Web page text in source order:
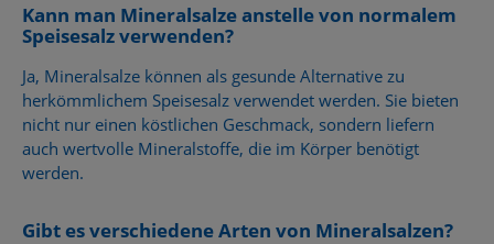
Kann man Mineralsalze anstelle von normalem
Speisesalz verwenden?
Ja, Mineralsalze können als gesunde Alternative zu
herkömmlichem Speisesalz verwendet werden. Sie bieten
nicht nur einen köstlichen Geschmack, sondern liefern
auch wertvolle Mineralstoffe, die im Körper benötigt
werden.
Gibt es verschiedene Arten von Mineralsalzen?